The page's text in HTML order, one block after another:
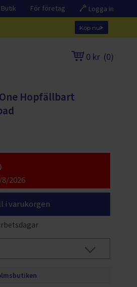
Butik För företag Logga in
Köp nu
0 kr (0)
Hopfällbart
8/2026
i varukorgen